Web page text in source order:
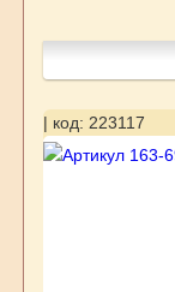
| код: 223117